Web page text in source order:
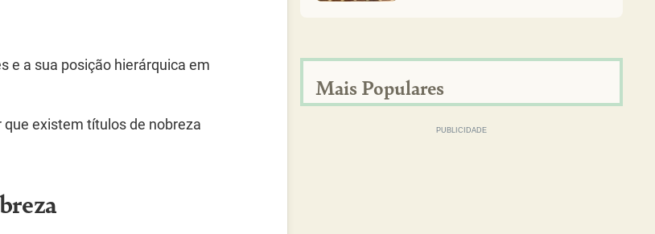
e a sua posição hierárquica em
existem títulos de nobreza
Mais Populares